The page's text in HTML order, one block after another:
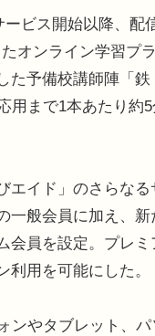
ビス開始以降、配
オンライン学習プラ
た予備校講師陣「鉄
用まで1本あたり
イド」のさらな
一般会員に加え、
会員を設定。プレ
用を可能にした。
やタブレット、